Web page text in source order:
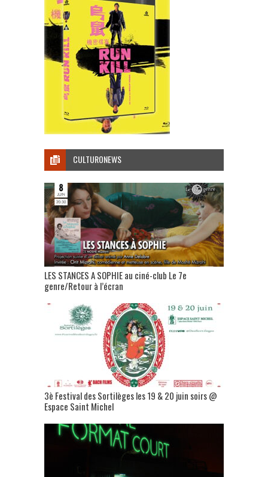
CULTURONEWS
LES STANCES A SOPHIE au ciné-club Le 7e
genre/Retour à l’écran
3è Festival des Sortilèges les 19 & 20 juin soirs @
Espace Saint Michel